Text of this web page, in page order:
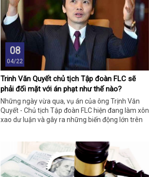
08
04/22
Trinh Văn Quyết chủ tịch Tập đoàn FLC sẽ
phải đối mặt với án phạt như thế nào?
Những ngày vừa qua, vụ án của ông Trịnh Văn
Quyết - Chủ tịch Tập đoàn FLC hiện đang làm xôn
xao dư luận và gây ra những biến động lớn trên